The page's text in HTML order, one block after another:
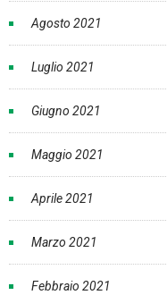
Agosto 2021
Luglio 2021
Giugno 2021
Maggio 2021
Aprile 2021
Marzo 2021
Febbraio 2021